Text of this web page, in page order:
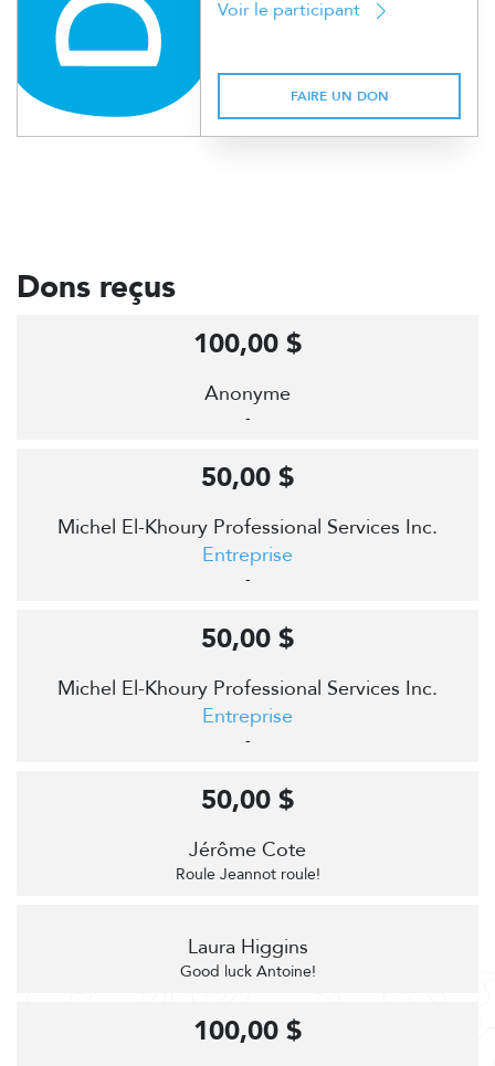
Voir le participant
FAIRE UN DON
Dons reçus
Anonyme
-
100,00 $
Michel El-Khoury Professional Services Inc.
Entreprise
-
50,00 $
Michel El-Khoury Professional Services Inc.
Entreprise
-
50,00 $
Jérôme Cote
Roule Jeannot roule!
50,00 $
Laura Higgins
Good luck Antoine!
100,00 $